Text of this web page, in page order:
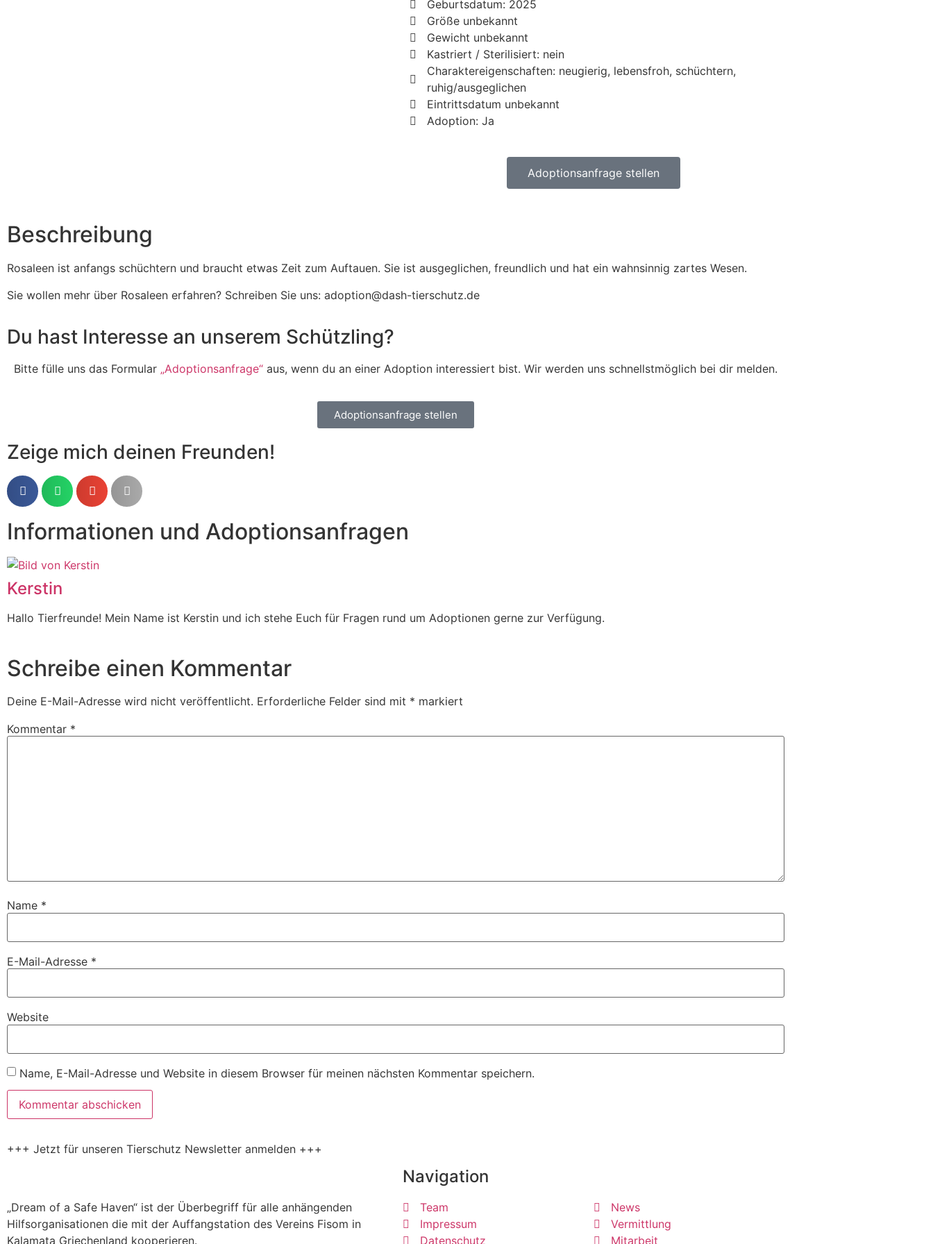
Geburtsdatum: 2025
Größe unbekannt
Gewicht unbekannt
Kastriert / Sterilisiert: nein
Charaktereigenschaften: neugierig, lebensfroh, schüchtern,
ruhig/ausgeglichen
Eintrittsdatum unbekannt
Adoption: Ja
Adoptionsanfrage stellen
Beschreibung
Rosaleen ist anfangs schüchtern und braucht etwas Zeit zum Auftauen. Sie ist ausgeglichen, freundlich und hat ein wahnsinnig zartes Wesen.
Sie wollen mehr über Rosaleen erfahren? Schreiben Sie uns: adoption@dash-tierschutz.de
Du hast Interesse an unserem Schützling?
Bitte fülle uns das Formular „Adoptionsanfrage“ aus, wenn du an einer Adoption interessiert bist. Wir werden uns schnellstmöglich bei dir melden.
Adoptionsanfrage stellen
Zeige mich deinen Freunden!
Informationen und Adoptionsanfragen
Kerstin
Hallo Tierfreunde! Mein Name ist Kerstin und ich stehe Euch für Fragen rund um Adoptionen gerne zur Verfügung.
Schreibe einen Kommentar
Deine E-Mail-Adresse wird nicht veröffentlicht. Erforderliche Felder sind mit * markiert
Kommentar *
Name *
E-Mail-Adresse *
Website
Name, E-Mail-Adresse und Website in diesem Browser für meinen nächsten Kommentar speichern.
+++ Jetzt für unseren Tierschutz Newsletter anmelden +++
„Dream of a Safe Haven“ ist der Überbegriff für alle anhängenden
Hilfsorganisationen die mit der Auffangstation des Vereins Fisom in
Kalamata Griechenland kooperieren.
Navigation
Team
Impressum
Datenschutz
News
Vermittlung
Mitarbeit